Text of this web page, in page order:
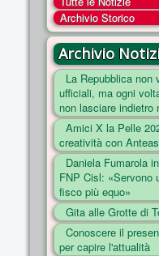
COSA FACCIAMO
ENTI
NOTIZIE
ESSENZIALI
MAPPA DEL SITO
CONVENZIONI
FOTO
SOCIAL
Archivio Storico
Archivio
La Repubblica non
ufficiali, ma ogni
non lasciare indietro
Amici X la Pelle
creatività con
Daniela Fumarola
FNP Cisl: «Servono
fisco più equo»
Gita alle Grotte di
Conoscere il
per capire l'attualità